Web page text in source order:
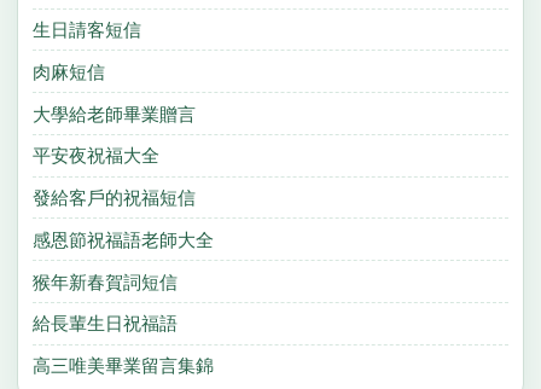
生日請客短信
肉麻短信
大學給老師畢業贈言
平安夜祝福大全
發給客戶的祝福短信
感恩節祝福語老師大全
猴年新春賀詞短信
給長輩生日祝福語
高三唯美畢業留言集錦